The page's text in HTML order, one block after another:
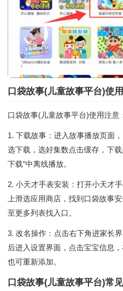
口袋故事(儿童故事平台)使
口袋故事(儿童故事平台)使用注意
1. 下载故事：进入故事播放页面
选下载，选好集数点击缓存，下
下载”中离线播放。
2. 小天才手表安装：打开小天才
上滑选应用商店，找到口袋故事
至更多列表找入口。
3. 改名操作：点击右下角进家长
后进入设置界面，点击宝宝信息
也可重新添加。
口袋故事(儿童故事平台)常